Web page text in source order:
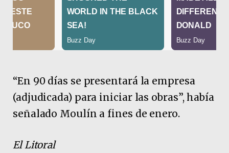
“En 90 días se presentará la empresa
(adjudicada) para iniciar las obras”, había
señalado Moulín a fines de enero.
El Litoral